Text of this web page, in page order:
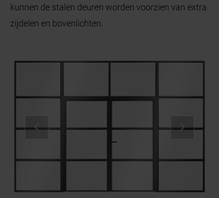
kunnen de stalen deuren worden voorzien van extra
zijdelen en bovenlichten.